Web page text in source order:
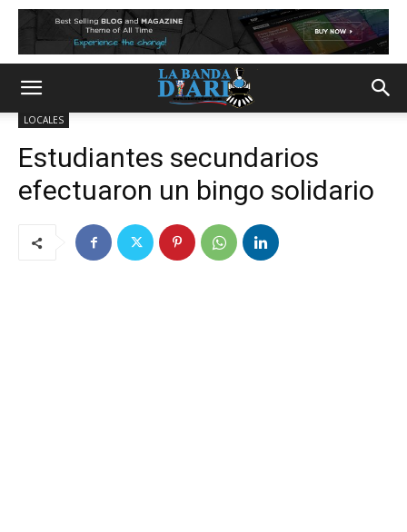
LOCALES
Estudiantes secundarios
efectuaron un bingo solidario